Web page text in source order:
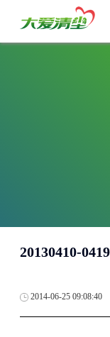
20130410-
2014-06-25 09:08:40